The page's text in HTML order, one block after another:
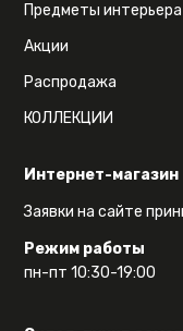
Интернет-магазин
Заявки на сайте
Режим работы
пн-пт 10:30-19:00
Предметы интерьера
Акции
Распродажа
КОЛЛЕКЦИИ